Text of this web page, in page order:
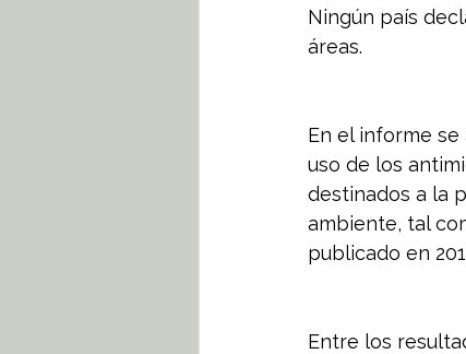
Ningún país
áreas.
En el informe
uso de los
destinados a la
ambiente, tal
publicado en
Entre los